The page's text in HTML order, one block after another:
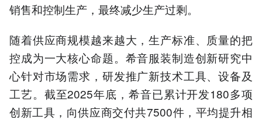
销售和控制生产，最终减少生产过剩。
随着供应商规模越来越大，生产标准、质量的把
控成为一大核心命题。希音服装制造创新研究中
心针对市场需求，研发推广新技术工具、设备及
工艺。截至2025年底，希音已累计开发180多项
创新工具，向供应商交付共7500件，平均提升相